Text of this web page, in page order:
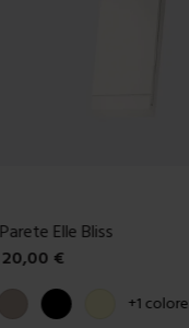
Elle Bliss
20,00 €
Nero Crema+1 colore